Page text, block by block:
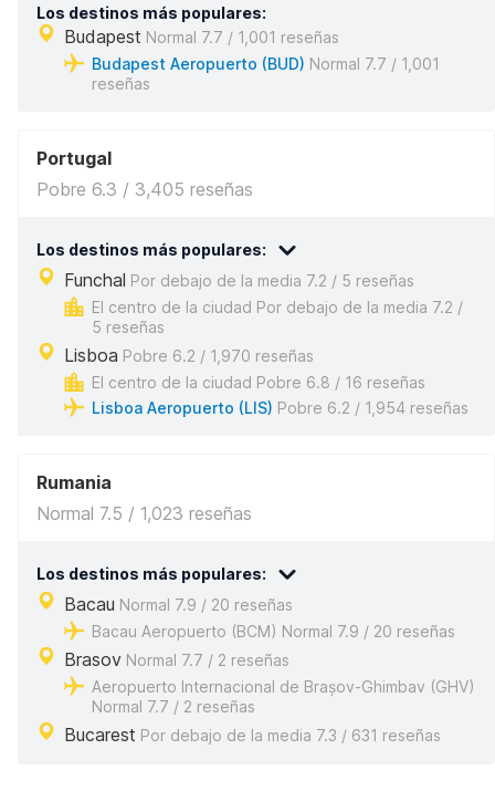
Los destinos más populares:
Budapest Normal 7.7 / 1,001 reseñas
Budapest Aeropuerto (BUD) Normal 7.7 / 1,001
reseñas
Portugal
Pobre 6.3 / 3,405 reseñas
Los destinos más populares:
Funchal Por debajo de la media 7.2 / 5 reseñas
El centro de la ciudad Por debajo de la media 7.2 /
5 reseñas
Lisboa Pobre 6.2 / 1,970 reseñas
El centro de la ciudad Pobre 6.8 / 16 reseñas
Lisboa Aeropuerto (LIS) Pobre 6.2 / 1,954 reseñas
Rumania
Normal 7.5 / 1,023 reseñas
Los destinos más populares:
Bacau Normal 7.9 / 20 reseñas
Bacau Aeropuerto (BCM) Normal 7.9 / 20 reseñas
Brasov Normal 7.7 / 2 reseñas
Aeropuerto Internacional de Brașov-Ghimbav (GHV)
Normal 7.7 / 2 reseñas
Bucarest Por debajo de la media 7.3 / 631 reseñas